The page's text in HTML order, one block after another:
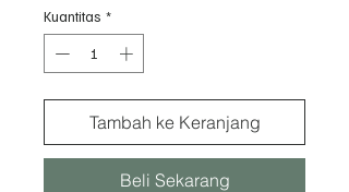
Kuantitas *
Tambah ke Keranjang
Beli Sekarang